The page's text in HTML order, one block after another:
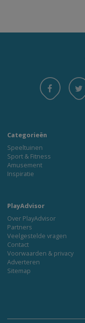
Categorieën
Speeltuinen
Sport & Fitness
Amusement
Inspiratie
PlayAdvisor
Over PlayAdvisor
Partners
Veelgestelde vragen
Contact
Voorwaarden & privacy
Adverteren
Sitemap